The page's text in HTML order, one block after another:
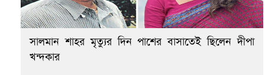
সালমান শাহর মৃত্যুর দিন পাশের বাসাতেই ছিলেন দীপা
খন্দকার